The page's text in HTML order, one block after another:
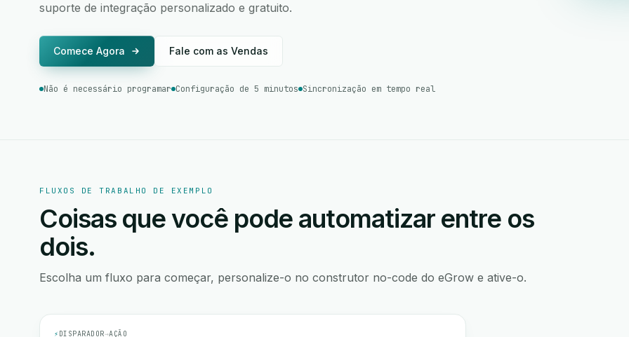
suporte de integração personalizado e gratuito.
Comece Agora Fale com as Vendas
Não é necessário programar Configuração de 5 minutos Sincronização em tempo real
FLUXOS DE TRABALHO DE EXEMPLO
Coisas que você pode automatizar entre os
dois.
Escolha um fluxo para começar, personalize-o no construtor no-code do eGrow e ative-o.
⚡ DISPARADOR→AÇÃO